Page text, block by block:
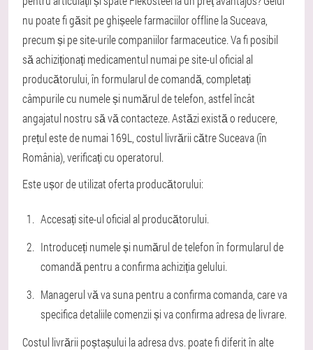
nu poate fi găsit pe ghișeele farmaciilor offline la Suceava,
precum și pe site-urile companiilor farmaceutice. Va fi posibil
să achiziționați medicamentul numai pe site-ul oficial al
producătorului, în formularul de comandă, completați
câmpurile cu numele și numărul de telefon, astfel încât
angajatul nostru să vă contacteze. Astăzi există o reducere,
prețul este de numai 169L, costul livrării către Suceava (în
România), verificați cu operatorul.
Este ușor de utilizat oferta producătorului:
Accesați site-ul oficial al producătorului.
Introduceți numele și numărul de telefon în formularul de
comandă pentru a confirma achiziția gelului.
Managerul vă va suna pentru a confirma comanda, care va
specifica detaliile comenzii și va confirma adresa de livrare.
Costul livrării poștașului la adresa dvs. poate fi diferit în alte